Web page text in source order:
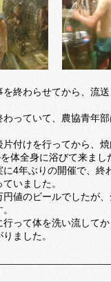
を終わらせてから、流
っていて、農協青年
付けを行ってから、焼
体全身に浴びて来まし
に4年ぶりの開催で、終
いました。
円値のビールでしたが
行って体を洗い流して
ました。